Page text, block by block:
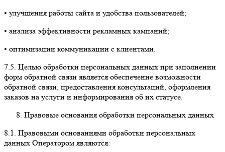
• улучшения работы сайта и удобства пользователей;
• анализа эффективности рекламных кампаний;
• оптимизации коммуникации с клиентами.
7.5. Целью обработки персональных данных при заполнении
форм обратной связи является обеспечение возможности
обратной связи, предоставления консультаций, оформления
заказов на услуги и информирования об их статусе.
Правовые основания обработки персональных данных
8.1. Правовыми основаниями обработки персональных
данных Оператором являются: